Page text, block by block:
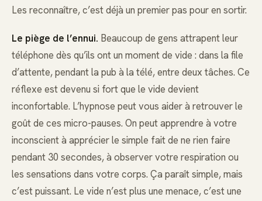
Les reconnaître, c’est déjà un premier pas pour en sortir.
Le piège de l’ennui. Beaucoup de gens attrapent leur
téléphone dès qu’ils ont un moment de vide : dans la file
d’attente, pendant la pub à la télé, entre deux tâches. Ce
réflexe est devenu si fort que le vide devient
inconfortable. L’hypnose peut vous aider à retrouver le
goût de ces micro-pauses. On peut apprendre à votre
inconscient à apprécier le simple fait de ne rien faire
pendant 30 secondes, à observer votre respiration ou
les sensations dans votre corps. Ça paraît simple, mais
c’est puissant. Le vide n’est plus une menace, c’est une